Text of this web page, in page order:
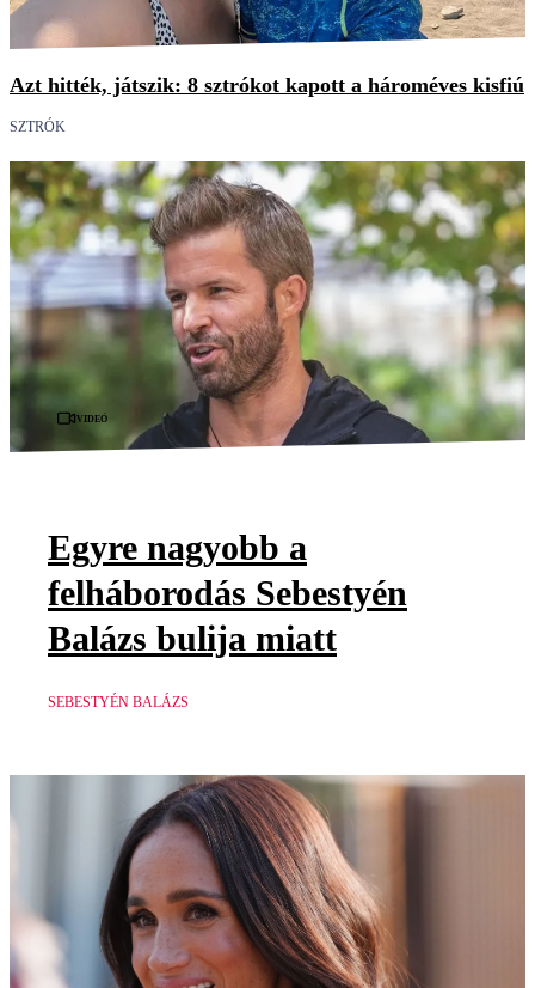
Azt hitték, játszik: 8 sztrókot kapott a hároméves kisfiú
SZTRÓK
Videó
Egyre nagyobb a
felháborodás Sebestyén
Balázs bulija miatt
SEBESTYÉN BALÁZS